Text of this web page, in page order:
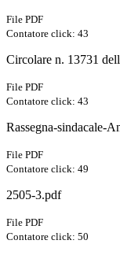
File PDF
Contatore click: 43
Circolare n. 13731
File PDF
Contatore click: 43
Rassegna-sindacale-
File PDF
Contatore click: 49
2505-3.pdf
File PDF
Contatore click: 50